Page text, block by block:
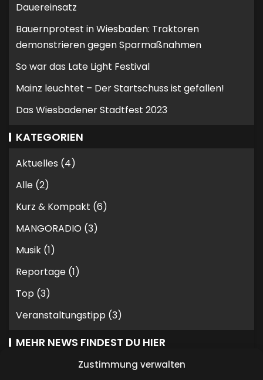
Zustimmung verwalten
Dauereinsatz
Bauernprotest in Wiesbaden: Traktoren
demonstrieren gegen Sparmaßnahmen
So war das Late Light Festival
Mainz leuchtet – Der Startschuss ist gefallen!
Das Wiesbadener Stadtfest 2023
KATEGORIEN
Aktuelles (4)
Alle (2)
Kurz & Kompakt (6)
MANGORADIO (3)
Musik (1)
Reportage (1)
Top (3)
Veranstaltungstipp (3)
MEHR NEWS FINDEST DU HIER